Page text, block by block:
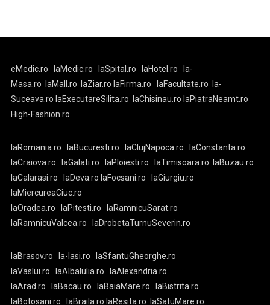
eMedic.ro laMedic.ro laSpital.ro laHotel.ro
la-
Masa.ro
laMall.ro laZiar.ro laFirma.ro laFacultate.ro
la-
Suceava.ro laExecutareSilita.ro laChisinau.ro laPiatraNeamt.ro
High-Fashion.ro
laRomania.ro laBucuresti.ro laClujNapoca.ro
laConstanta.ro
laCraiova.ro
laGalati.ro laPloiesti.ro laTimisoara.ro
laBuzau.ro
laCalarasi.ro
laDeva.ro laFocsani.ro
laGiurgiu.ro
laMiercureaCiuc.ro
laOradea.ro
laPitesti.ro
laRamnicuSarat.ro
laRamnicuValcea.ro
laDrobetaTurnuSeverin.ro
laBrasov.ro la-Iasi.ro
laSfantuGheorghe.ro
laVaslui.ro
laAlbaIulia.ro
laAlexandria.ro
laArad.ro
laBacau.ro laBaiaMare.ro
laBistrita.ro
laBotosani.ro
laBraila.ro laResita.ro laSatuMare.ro